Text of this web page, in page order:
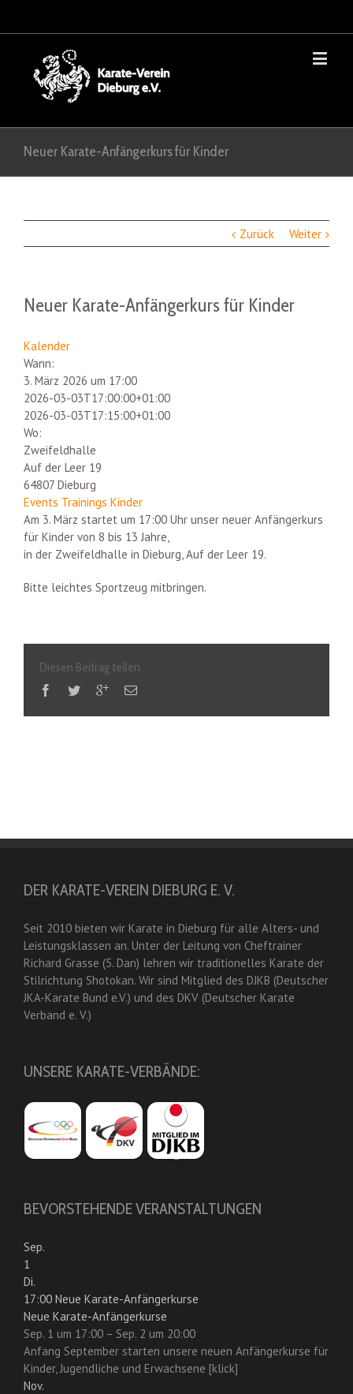
Neuer Karate-Anfängerkurs für Kinder
Zurück Weiter
Neuer Karate-Anfängerkurs für Kinder
Kalender
Wann:
3. März 2026 um 17:00
2026-03-03T17:00:00+01:00
2026-03-03T17:15:00+01:00
Wo:
Zweifeldhalle
Auf der Leer 19
64807 Dieburg
Events Trainings Kinder
Am 3. März startet um 17:00 Uhr unser neuer Anfängerkurs
für Kinder von 8 bis 13 Jahre,
in der Zweifeldhalle in Dieburg, Auf der Leer 19.
Bitte leichtes Sportzeug mitbringen.
Diesen Beitrag teilen
DER KARATE-VEREIN DIEBURG E. V.
Seit 2010 bieten wir Karate in Dieburg für alle Alters- und
Leistungsklassen an. Unter der Leitung von Cheftrainer
Richard Grasse (5. Dan) lehren wir traditionelles Karate der
Stilrichtung Shotokan. Wir sind Mitglied des DJKB (Deutscher
JKA-Karate Bund e.V.) und des DKV (Deutscher Karate
Verband e. V.)
UNSERE KARATE-VERBÄNDE:
BEVORSTEHENDE VERANSTALTUNGEN
Sep.
1
Di.
17:00 Neue Karate-Anfängerkurse
Neue Karate-Anfängerkurse
Sep. 1 um 17:00 – Sep. 2 um 20:00
Anfang September starten unsere neuen Anfängerkurse für
Kinder, Jugendliche und Erwachsene [klick]
Nov.